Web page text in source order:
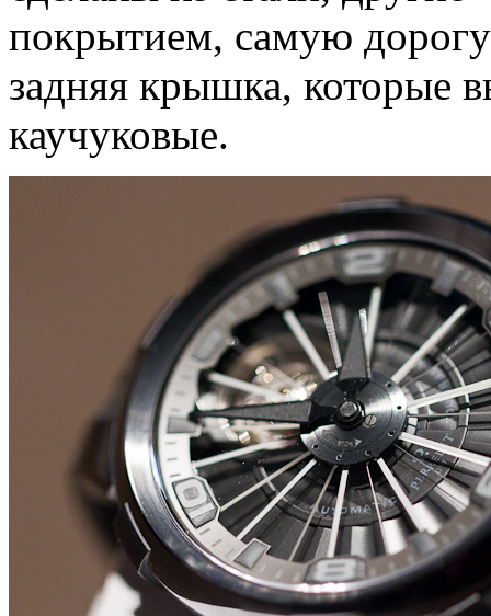
покрытием, самую
задняя крышка, которые
каучуковые.